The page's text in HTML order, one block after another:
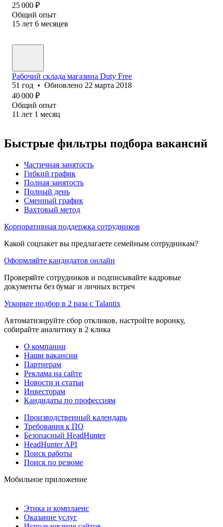
25 000 ₽
Общий опыт
15 лет 6 месяцев
Рабочий склада магазина Duty Free
51 год • Обновлено 22 марта 2018
40 000 ₽
Общий опыт
11 лет 1 месяц
Быстрые фильтры подбора вакансий
Частичная занятость
Гибкий график
Полная занятость
Полный день
Сменный график
Вахтовый метод
Корпоративная поддержка сотрудников
Какой соцпакет вы предлагаете семейным сотрудникам?
Оформляйте кандидатов онлайн
Проверяйте сотрудников и подписывайте кадровые
документы без бумаг и личных встреч
Ускорьте подбор в 2 раза с Talantix
Автоматизируйте сбор откликов, настройте воронку,
собирайте аналитику в 2 клика
О компании
Наши вакансии
Партнерам
Реклама на сайте
Новости и статьи
Инвесторам
Кандидаты по профессиям
Производственный календарь
Требования к ПО
Безопасный HeadHunter
HeadHunter API
Поиск работы
Поиск по резюме
Мобильное приложение
Этика и комплаенс
Оказание услуг